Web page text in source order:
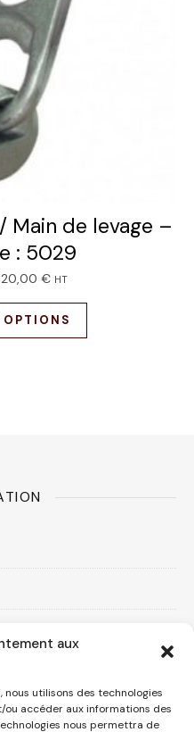
aux
utilisons des technologies
accéder aux informations des
nous permettra de
Main de levage –
: 5029
€ HT